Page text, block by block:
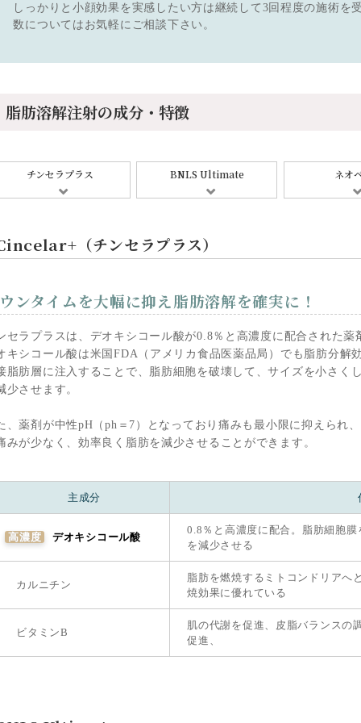
しっかりと小顔効果を実感したい方は継続して3回程度の施術を
数についてはお気軽にご相談下さい。
脂肪溶解注射の成分・特徴
チンセラプラス BNLS Ultimate ネオ
（チンセラプラス）
ンタイムを大幅に抑え脂肪溶解を確実に！
セラプラスは、デオキシコール酸が0.8％と高濃度に配合された薬
キシコール酸は米国FDA（アメリカ食品医薬品局）でも脂肪分解
脂肪層に注⼊することで、脂肪細胞を破壊して、サイズを小さく
少させます。
、薬剤が中性pH（ph＝7）となっており痛みも最⼩限に抑えられ
みが少なく、効率良く脂肪を減少させることができます。
主成分
高濃度 デオキシコール酸
0.8％と高濃度に配合。脂肪細胞
を減少させる
カルニチン
脂肪を燃焼するミトコンドリアへ
焼効果に優れている
ビタミンB
肌の代謝を促進、皮脂バランスの
促進、